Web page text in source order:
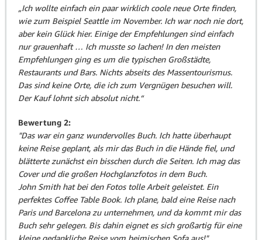
„Ich wollte einfach ein paar wirklich coole neue Orte finden,
wie zum Beispiel Seattle im November. Ich war noch nie dort,
aber kein Glück hier. Einige der Empfehlungen sind einfach
nur grauenhaft … Ich musste so lachen! In den meisten
Empfehlungen ging es um die typischen Großstädte,
Restaurants und Bars. Nichts abseits des Massentourismus.
Das sind keine Orte, die ich zum Vergnügen besuchen will.
Der Kauf lohnt sich absolut nicht.“
Bewertung 2:
"Das war ein ganz wundervolles Buch. Ich hatte überhaupt
keine Reise geplant, als mir das Buch in die Hände fiel, und
blätterte zunächst ein bisschen durch die Seiten. Ich mag das
Cover und die großen Hochglanzfotos in dem Buch.
John Smith hat bei den Fotos tolle Arbeit geleistet. Ein
perfektes Coffee Table Book. Ich plane, bald eine Reise nach
Paris und Barcelona zu unternehmen, und da kommt mir das
Buch sehr gelegen. Bis dahin eignet es sich großartig für eine